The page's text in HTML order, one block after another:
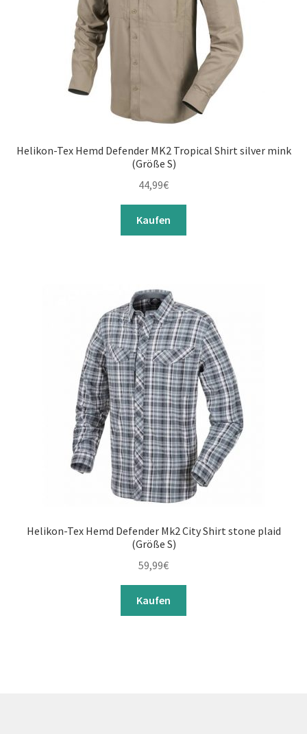
Helikon-Tex Hemd Defender MK2 Tropical Shirt silver mink
(Größe S)
44,99€
Kaufen
Helikon-Tex Hemd Defender Mk2 City Shirt stone plaid
(Größe S)
59,99€
Kaufen